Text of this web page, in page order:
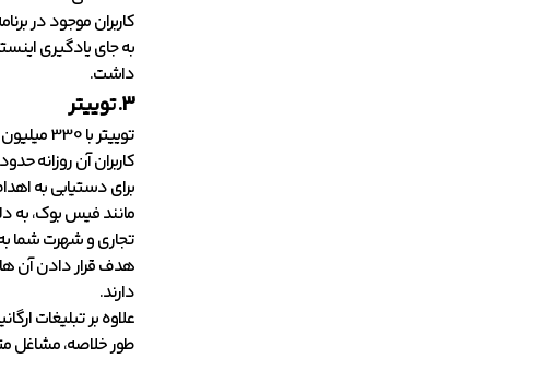
کاربران موجود در
به جای یادگیری
داشت.
3. توییتر
برای دستیابی به
مانند فیس بوک، به
تجاری و شهرت شما
دارند.
علاوه بر تبلیغات
طور خلاصه، مشاغل